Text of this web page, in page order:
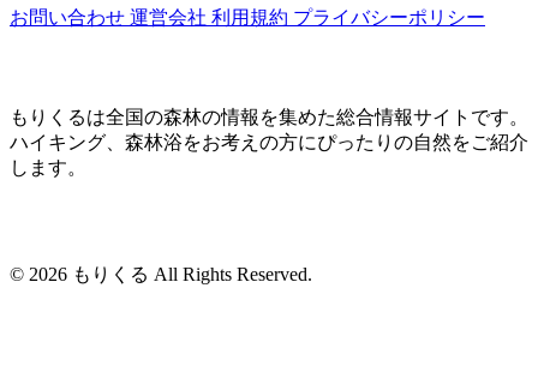
お問い合わせ 運営会社 利用規約 プライバシーポリシー
もりくるは全国の森林の情報を集めた総合情報サイトです。
ハイキング、森林浴をお考えの方にぴったりの自然をご紹介
します。
© 2026 もりくる All Rights Reserved.